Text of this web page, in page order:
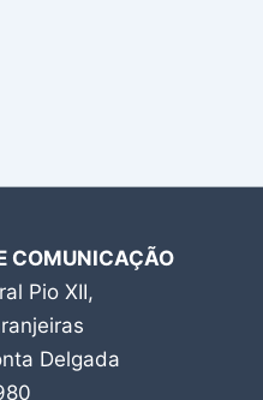
COMUNICAÇÃO
Pio XII,
Delgada